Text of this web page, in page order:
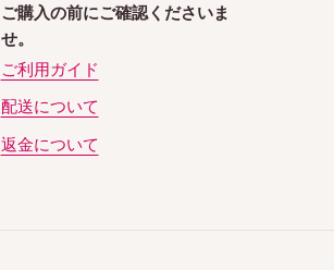
ご購入の前にご確認くださいま
せ。
ご利用ガイド
配送について
返金について